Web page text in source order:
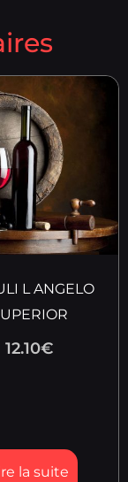
L ANGELO
12.10€
la suite